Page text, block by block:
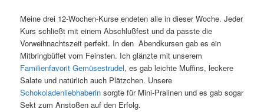
Meine drei 12-Wochen-Kurse endeten alle in dieser Woche. Jeder
Kurs schließt mit einem Abschlußfest und da passte die
Vorweihnachtszeit perfekt. In den Abendkursen gab es ein
Mitbringbüffet vom Feinsten. Ich glänzte mit unserem
Familienfavorit Gemüsestrudel, es gab leichte Muffins, leckere
Salate und natürlich auch Plätzchen. Unsere
Schokoladenliebhaberin sorgte für Mini-Pralinen und es gab sogar
Sekt zum Anstoßen auf den Erfolg.